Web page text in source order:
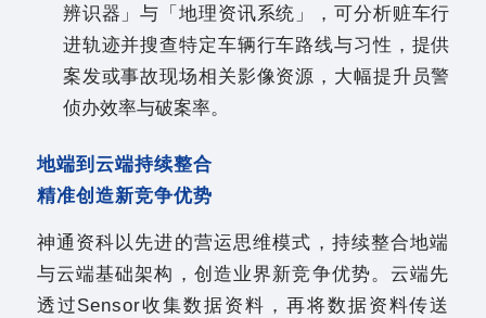
辨识器」与「地理资讯系统」，可分析赃车行
进轨迹并搜查特定车辆行车路线与习性，提供
案发或事故现场相关影像资源，大幅提升员警
侦办效率与破案率。
地端到云端持续整合
精准创造新竞争优势
神通资科以先进的营运思维模式，持续整合地端
与云端基础架构，创造业界新竞争优势。云端先
透过Sensor收集数据资料，再将数据资料传送